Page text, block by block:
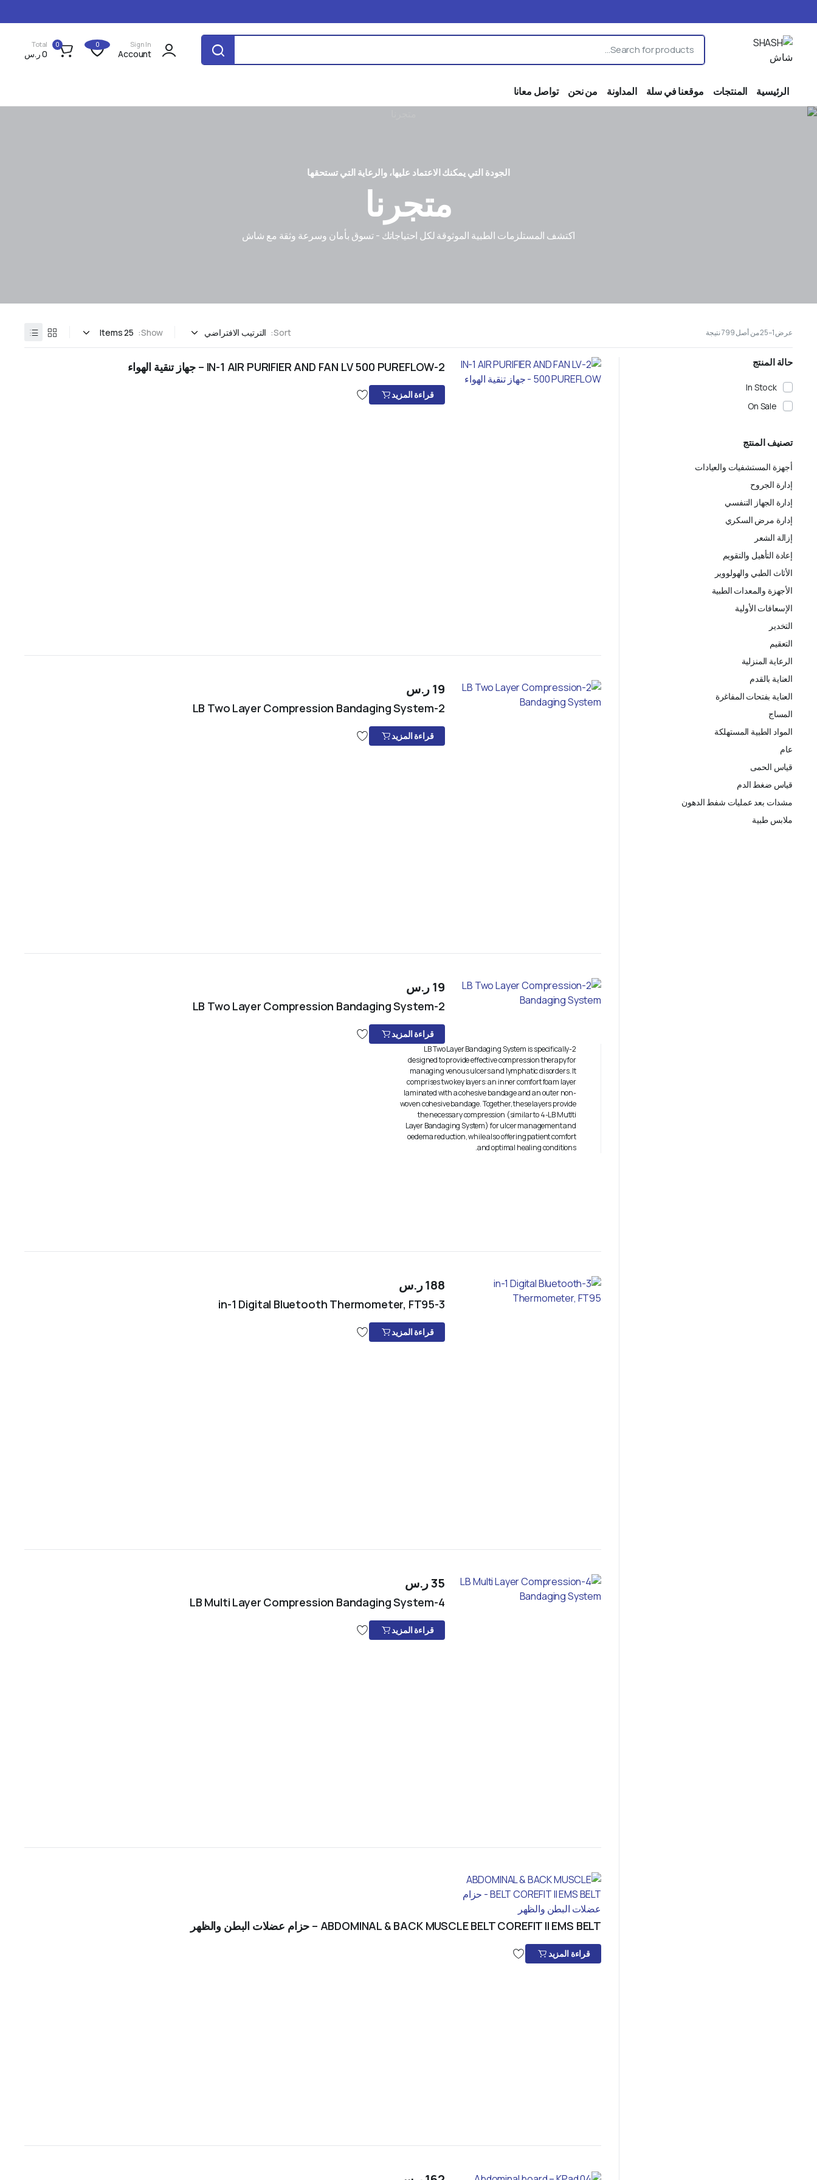
Sign In
Account
0
0
Total
0ر.س
الرئيسية المنتجات موقعنا في سلة المداونة من نحن تواصل معانا
الجودة التي يمكنك الاعتماد عليها، والرعاية التي تستحقها
متجرنا
اكتشف المستلزمات الطبية الموثوقة لكل احتياجاتك - تسوق بأمان وسرعة وثقة مع شاش
عرض 1–25 من أصل 799 نتيجة Sort:
Show:
2-IN-1 AIR PURIFIER AND FAN LV 500 PUREFLOW – جهاز تنقية الهواء
قراءة المزيد
19ر.س
2-LB Two Layer Compression Bandaging System
قراءة المزيد
19ر.س
2-LB Two Layer Compression Bandaging System
قراءة المزيد
2-LB Two Layer Bandaging System is specifically
designed to provide effective compression therapy for
managing venous ulcers and lymphatic disorders. It
comprises two key layers: an inner comfort foam layer
laminated with a cohesive bandage and an outer non-
woven cohesive bandage. Together, these layers provide
the necessary compression (similar to 4-LB Mutlti
Layer Bandaging System) for ulcer management and
oedema reduction, while also offering patient comfort
and optimal healing conditions.
188ر.س
3-in-1 Digital Bluetooth Thermometer, FT95
قراءة المزيد
35ر.س
4-LB Multi Layer Compression Bandaging System
قراءة المزيد
ABDOMINAL & BACK MUSCLE BELT COREFIT II EMS BELT – حزام عضلات البطن والظهر
قراءة المزيد
حالة المنتج
In Stock
On Sale
تصنيف المنتج
أجهزة المستشفيات والعيادات
إدارة الجروح
إدارة الجهاز التنفسي
إدارة مرض السكري
إزالة الشعر
إعادة التأهيل والتقويم
الأثاث الطبي والهولووير
الأجهزة والمعدات الطبية
الإسعافات الأولية
التخدير
التعقيم
الرعاية المنزلية
العناية بالقدم
العناية بفتحات المفاغرة
المساج
المواد الطبية المستهلكة
عام
قياس الحمى
قياس ضغط الدم
مشدات بعد عمليات شفط الدهون
ملابس طبية